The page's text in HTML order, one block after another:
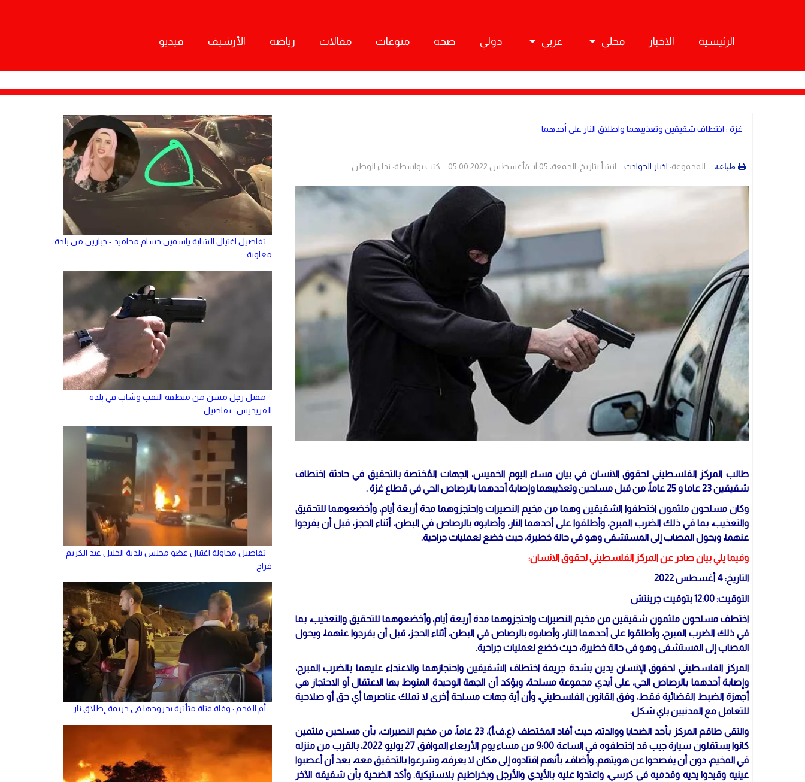
الرئيسية الاخبار محلي عربي دولي صحة منوعات مقالات رياضة الأرشيف فيديو
غزة : اختطاف شقيقين وتعذيبهما واطلاق النار على أحدهما
المجموعة: اخبار الحوادث انشأ بتاريخ: الجمعة، 05 آب/أغسطس 2022 05:00 كتب بواسطة: نداء الوطن طباعة
طالب المركز الفلسطيني لحقوق الانسان في بيان مساء اليوم الخميس، الجهات المُختصة بالتحقيق في حادثة اختطاف
شقيقين 23 عاما و 25 عاماً، من قبل مسلحين وتعذيبهما وإصابة أحدهما بالرصاص الحي في قطاع غزة .
وكان مسلحون ملثمون اختطفوا الشقيقين وهما من مخيم النصيرات واحتجزوهما مدة أربعة أيام، وأخضعوهما للتحقيق
والتعذيب، بما في ذلك الضرب المبرح، وأطلقوا على أحدهما النار، وأصابوه بالرصاص في البطن، أثناء الحجز، قبل أن يفرجوا
عنهما، ويحول المصاب إلى المستشفى وهو في حالة خطيرة، حيث خضع لعمليات جراحية.
وفيما يلي بيان صادر عن المركز الفلسطيني لحقوق الانسان:
التاريخ: 4 أغسطس 2022
التوقيت: 12:00 بتوقيت جرينتش
اختطف مسلحون ملثمون شقيقين من مخيم النصيرات واحتجزوهما مدة أربعة أيام، وأخضعوهما للتحقيق والتعذيب، بما
في ذلك الضرب المبرح، وأطلقوا على أحدهما النار، وأصابوه بالرصاص في البطن، أثناء الحجز، قبل أن يفرجوا عنهما، ويحول
المصاب إلى المستشفى وهو في حالة خطيرة، حيث خضع لعمليات جراحية.
المركز الفلسطيني لحقوق الإنسان يدين بشدة جريمة اختطاف الشقيقين واحتجازهما والاعتداء عليهما بالضرب المبرح،
وإصابة أحدهما بالرصاص الحي، على أيدي مجموعة مسلحة، ويؤكد أن الجهة الوحيدة المنوط بها الاعتقال أو الاحتجاز هي
أجهزة الضبط القضائية فقط، وفق القانون الفلسطيني، وأن أية جهات مسلحة أخرى لا تملك عناصرها أي حق أو صلاحية
للتعامل مع المدنيين باي شكل.
والتقى طاقم المركز بأحد الضحايا ووالدته، حيث أفاد المختطف (ع.ف.أ)، 23 عاماً، من مخيم النصيرات، بأن مسلحين ملثمين
كانوا يستقلون سيارة جيب قد اختطفوه في الساعة 9:00 من مساء يوم الأربعاء الموافق 27 يوليو 2022، بالقرب من منزله
في المخيم، دون أن يفصحوا عن هويتهم. وأضاف، بأنهم اقتادوه إلى مكان لا يعرفه، وشرعوا بالتحقيق معه، بعد أن أعصبوا
عينيه وقيدوا يديه وقدميه في كرسي، واعتدوا عليه بالأيدي والأرجل وبخراطيم بلاستيكية. وأكد الضحية بأن شقيقه الآخر
تفاصيل اغتيال الشابة ياسمين حسام محاميد - جبارين من بلدة
معاوية
مقتل رجل مسن من منطقة النقب وشاب في بلدة
الفريديس...تفاصيل
تفاصيل محاولة اغتيال عضو مجلس بلدية الخليل عبد الكريم
فراح
أم الفحم : وفاة فتاة متأثرة بجروحها في جريمة إطلاق نار